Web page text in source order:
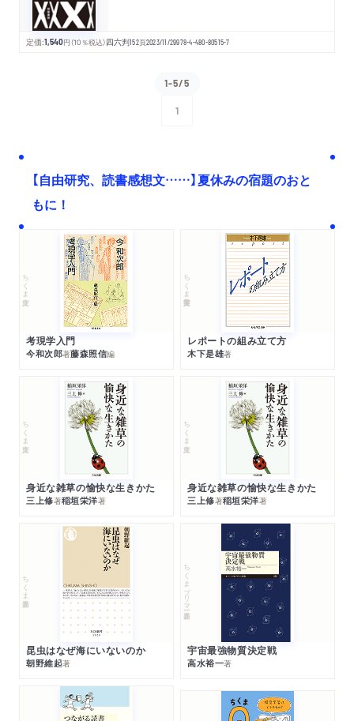
定価:1,540円 （10％税込）四六判152頁2023/11/29978-4-480-80515-7
1-5/5
1
【自由研究、読書感想文……】夏休みの宿題のおと
もに！
ちくま文庫
考現学入門
今和次郎著藤森照信編
ちくま学芸文庫
レポートの組み立て方
木下是雄著
ちくま文庫
身近な雑草の愉快な生きかた
三上修著稲垣栄洋著
ちくま文庫
身近な雑草の愉快な生きかた
三上修著稲垣栄洋著
ちくま新書
昆虫はなぜ海にいないのか
朝野維起著
ちくまプリマー新書
宇宙最強物質決定戦
高水裕一著